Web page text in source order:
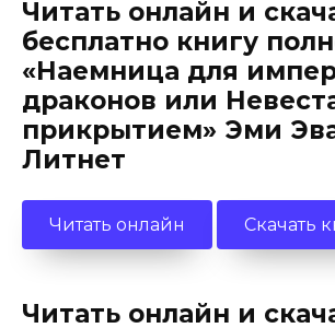
Читать онлайн и
бесплатно книгу
«Наемница для
драконов или
прикрытием» Эми
Литнет
Читать онлайн Скачать
Читать онлайн и